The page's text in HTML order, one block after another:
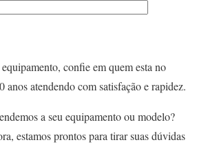
confie em quem esta no
anos atendendo com satisfação e rapidez.
a seu equipamento ou modelo?
estamos prontos para tirar suas dúvidas